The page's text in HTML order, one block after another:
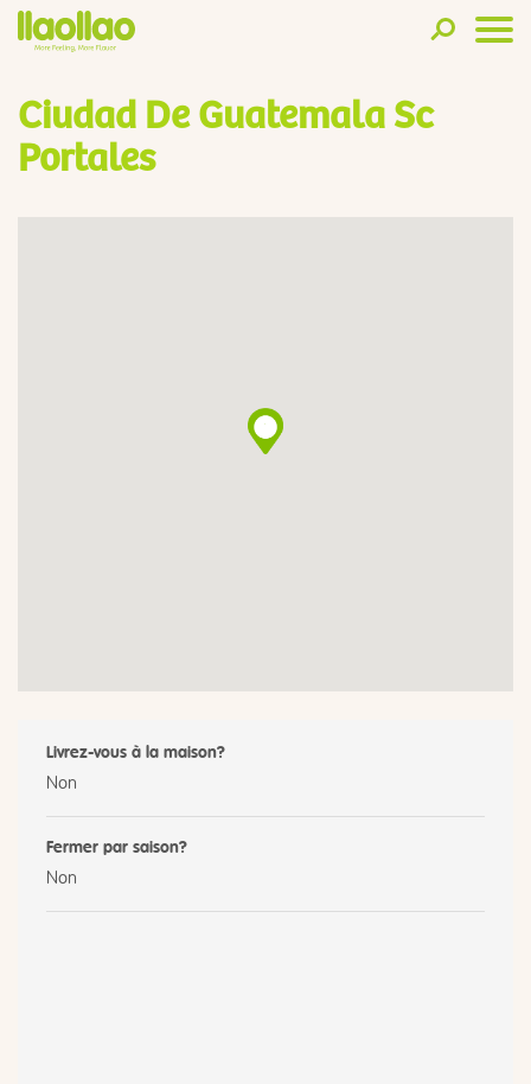
Ciudad De Guatemala Sc
Portales
Livrez-vous à la maison?
Non
Fermer par saison?
Non